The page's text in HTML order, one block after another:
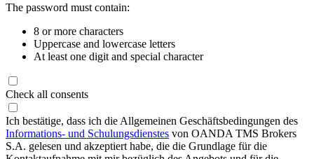
The password must contain:
8 or more characters
Uppercase and lowercase letters
At least one digit and special character
Check all consents
Ich bestätige, dass ich die Allgemeinen Geschäftsbedingungen des
Informations- und Schulungsdienstes von OANDA TMS Brokers
S.A. gelesen und akzeptiert habe, die die Grundlage für die